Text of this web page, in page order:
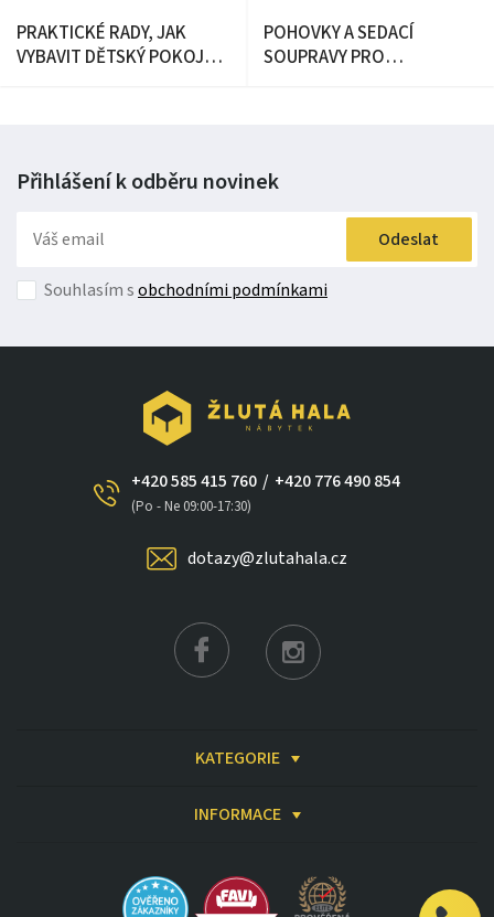
PRAKTICKÉ RADY, JAK
VYBAVIT DĚTSKÝ POKOJ
POHOVKY A SEDACÍ
SOUPRAVY PRO
Přihlášení k odběru novinek
Odeslat
Souhlasím sobchodními podmínkami
+420 585 415 760
(Po - Ne 09:00-17:30)
/ +420 776 490 854
dotazy@zlutahala.cz
KATEGORIE
INFORMACE
☀️ Slevový kód vám pošleme ihned